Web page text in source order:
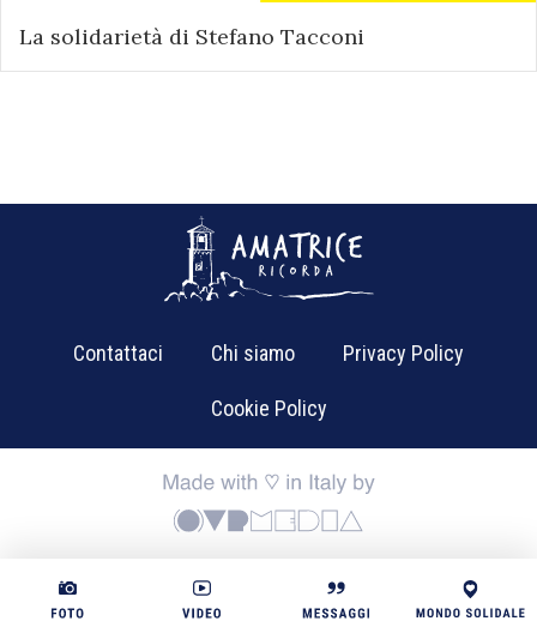
La solidarietà di Stefano Tacconi
Contattaci Chi siamo Privacy Policy
Cookie Policy